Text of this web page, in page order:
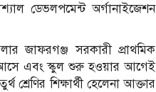
ডেভলপমেন্ট অর্গানাইজেশন
জাফরগঞ্জ সরকারী প্রাথমিক
আসে এবং স্কুল শুরু হওয়ার আগেই
শিক্ষার্থী হেলেনা আক্তার